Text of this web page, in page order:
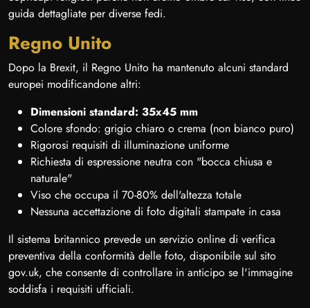
guida dettagliate per diverse fedi.
Regno Unito
Dopo la Brexit, il Regno Unito ha mantenuto alcuni standard
europei modificandone altri:
Dimensioni standard: 35x45 mm
Colore sfondo: grigio chiaro o crema (non bianco puro)
Rigorosi requisiti di illuminazione uniforme
Richiesta di espressione neutra con "bocca chiusa e
naturale"
Viso che occupa il 70-80% dell'altezza totale
Nessuna accettazione di foto digitali stampate in casa
Il sistema britannico prevede un servizio online di verifica
preventiva della conformità delle foto, disponibile sul sito
gov.uk, che consente di controllare in anticipo se l'immagine
soddisfa i requisiti ufficiali.